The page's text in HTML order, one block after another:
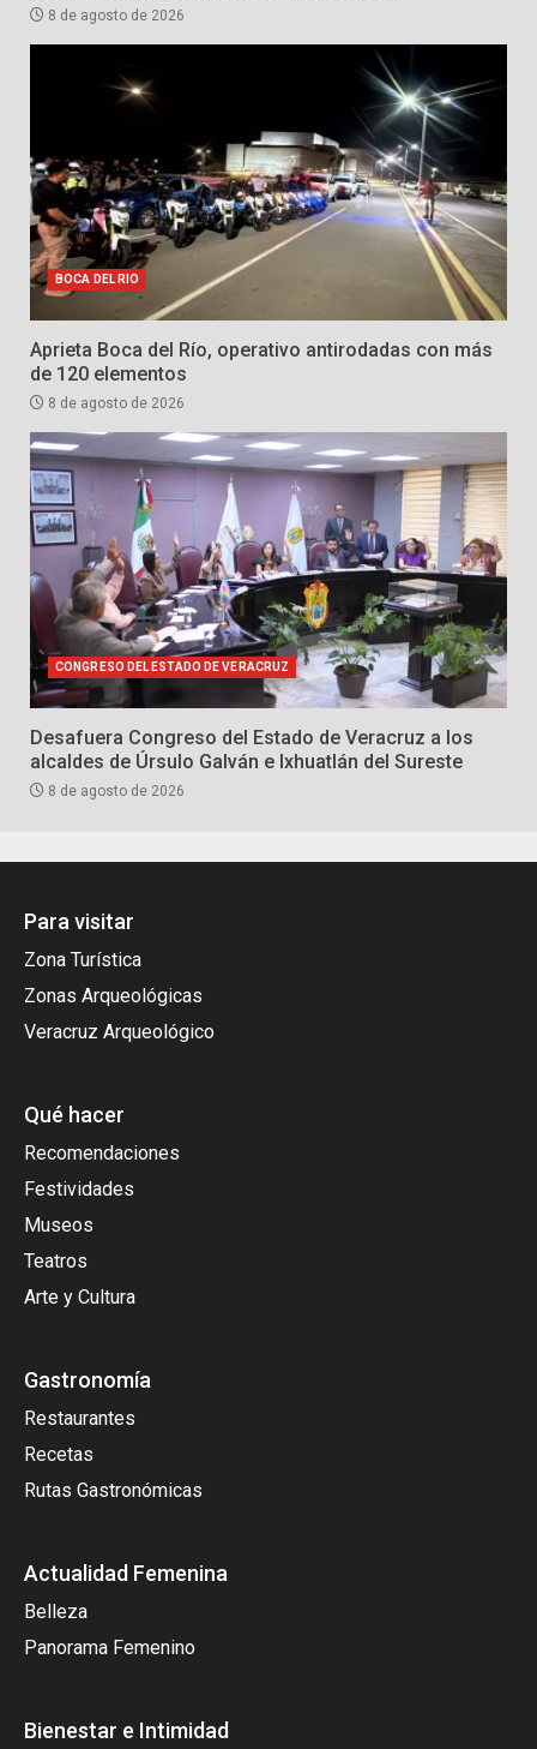
8 de agosto de 2026
BOCA DEL RIO
Aprieta Boca del Río, operativo antirodadas con más
de 120 elementos
8 de agosto de 2026
CONGRESO DEL ESTADO DE VERACRUZ
Desafuera Congreso del Estado de Veracruz a los
alcaldes de Úrsulo Galván e Ixhuatlán del Sureste
8 de agosto de 2026
Para visitar
Zona Turística
Zonas Arqueológicas
Veracruz Arqueológico
Qué hacer
Recomendaciones
Festividades
Museos
Teatros
Arte y Cultura
Gastronomía
Restaurantes
Recetas
Rutas Gastronómicas
Actualidad Femenina
Belleza
Panorama Femenino
Bienestar e Intimidad